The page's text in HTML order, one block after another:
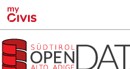
Skip to main content